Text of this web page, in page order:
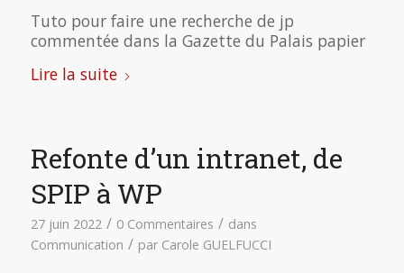
Tuto pour faire une recherche de jp
commentée dans la Gazette du Palais papier
Lire la suite
Refonte d’un intranet, de
SPIP à WP
27 juin 2022 / 0 Commentaires / dans
Communication / par Carole GUELFUCCI